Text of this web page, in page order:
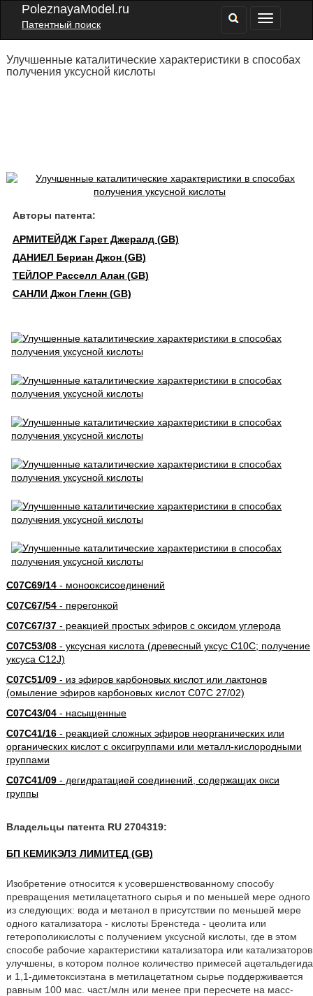
PoleznayaModel.ru
Патентный поиск
Улучшенные каталитические характеристики в способах
получения уксусной кислоты
Авторы патента:
АРМИТЕЙДЖ Гарет Джералд (GB)
ДАНИЕЛ Бериан Джон (GB)
ТЕЙЛОР Расселл Алан (GB)
САНЛИ Джон Гленн (GB)
C07C69/14- монооксисоединений
C07C67/54- перегонкой
C07C67/37- реакцией простых эфиров с оксидом углерода
C07C53/08- уксусная кислота (древесный уксус C10C; получение
уксуса C12J)
C07C51/09- из эфиров карбоновых кислот или лактонов
(омыление эфиров карбоновых кислот C07C 27/02)
C07C43/04- насыщенные
C07C41/16- реакцией сложных эфиров неорганических или
органических кислот с оксигруппами или металл-кислородными
группами
C07C41/09- дегидратацией соединений, содержащих окси
группы
Владельцы патента RU 2704319:
БП КЕМИКЭЛЗ ЛИМИТЕД (GB)
Изобретение относится к усовершенствованному способу
превращения метилацетатного сырья и по меньшей мере одного
из следующих: вода и метанол в присутствии по меньшей мере
одного катализатора - кислоты Бренстеда - цеолита или
гетерополикислоты с получением уксусной кислоты, где в этом
способе рабочие характеристики катализатора или катализаторов
улучшены, в котором полное количество примесей ацетальдегида
и 1,1-диметоксиэтана в метилацетатном сырье поддерживается
равным 100 мас. част./млн или менее при пересчете на масс-